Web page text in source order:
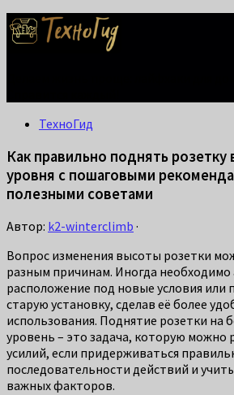
ТехноГид
Как правильно поднять
уровня с пошаговыми
полезными советами
Автор: k2-winterclimb ·
Вопрос изменения высоты розетки
разным причинам. Иногда необходимо
расположение под новые условия или
старую установку, сделав её более
использования. Поднятие розетки на
уровень – это задача, которую можно
усилий, если придерживаться
последовательности действий и
важных факторов.